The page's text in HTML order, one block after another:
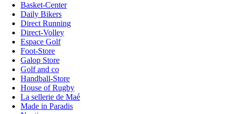
Basket-Center
Daily Bikers
Direct Running
Direct-Volley
Espace Golf
Foot-Store
Galop Store
Golf and co
Handball-Store
House of Rugby
La sellerie de Maé
Made in Paradis